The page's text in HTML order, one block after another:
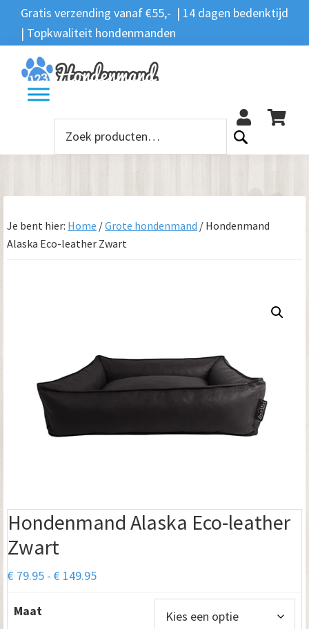
Spring
naar
de
hoofdnavigatie
Door
naar
de
hoofd
inhoud
Spring
naar
de
voettekst
Gratis verzending vanaf €55,- | 14 dagen bedenktijd
| Topkwaliteit hondenmanden
Zoeken
Zoeken
naar:
Je bent hier: Home /Grote hondenmand / Hondenmand
Alaska Eco-leather Zwart
Hondenmand Alaska Eco-leather
Zwart
€ 79.95 - € 149.95Prijsklasse:
Maat